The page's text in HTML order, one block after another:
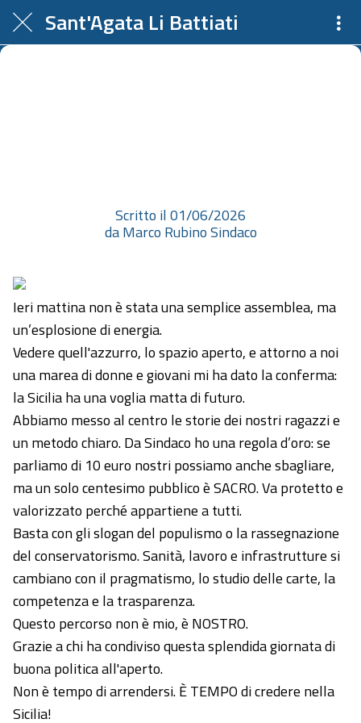
Sant'Agata Li Battiati
Scritto il 01/06/2026
da Marco Rubino Sindaco
Ieri mattina non è stata una semplice assemblea, ma
un’esplosione di energia.
Vedere quell'azzurro, lo spazio aperto, e attorno a noi
una marea di donne e giovani mi ha dato la conferma:
la Sicilia ha una voglia matta di futuro.
​Abbiamo messo al centro le storie dei nostri ragazzi e
un metodo chiaro. Da Sindaco ho una regola d’oro: se
parliamo di 10 euro nostri possiamo anche sbagliare,
ma un solo centesimo pubblico è SACRO. Va protetto e
valorizzato perché appartiene a tutti.
​Basta con gli slogan del populismo o la rassegnazione
del conservatorismo. Sanità, lavoro e infrastrutture si
cambiano con il pragmatismo, lo studio delle carte, la
competenza e la trasparenza.
​Questo percorso non è mio, è NOSTRO.
Grazie a chi ha condiviso questa splendida giornata di
buona politica all'aperto.
​Non è tempo di arrendersi. È TEMPO di credere nella
Sicilia!